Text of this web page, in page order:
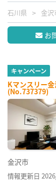
石川県 金沢
お
キャンペーン
Kマンスリー
(No.737379)
金沢市
情報更新日